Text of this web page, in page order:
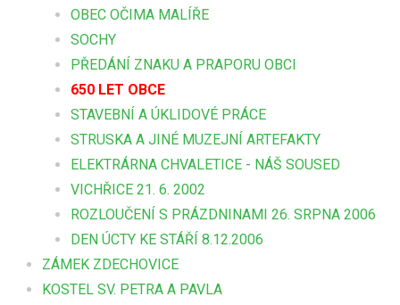
OBEC OČIMA MALÍŘE
SOCHY
PŘEDÁNÍ ZNAKU A PRAPORU OBCI
650 LET OBCE
STAVEBNÍ A ÚKLIDOVÉ PRÁCE
STRUSKA A JINÉ MUZEJNÍ ARTEFAKTY
ELEKTRÁRNA CHVALETICE - NÁŠ SOUSED
VICHŘICE 21. 6. 2002
ROZLOUČENÍ S PRÁZDNINAMI 26. SRPNA 2006
DEN ÚCTY KE STÁŘÍ 8.12.2006
ZÁMEK ZDECHOVICE
KOSTEL SV. PETRA A PAVLA